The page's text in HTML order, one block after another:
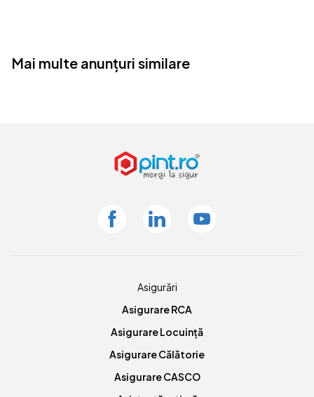
Mai multe anunțuri similare
FacebookLinkedin Youtube
Asigurări
Asigurare RCA
Asigurare Locuință
Asigurare Călătorie
Asigurare CASCO